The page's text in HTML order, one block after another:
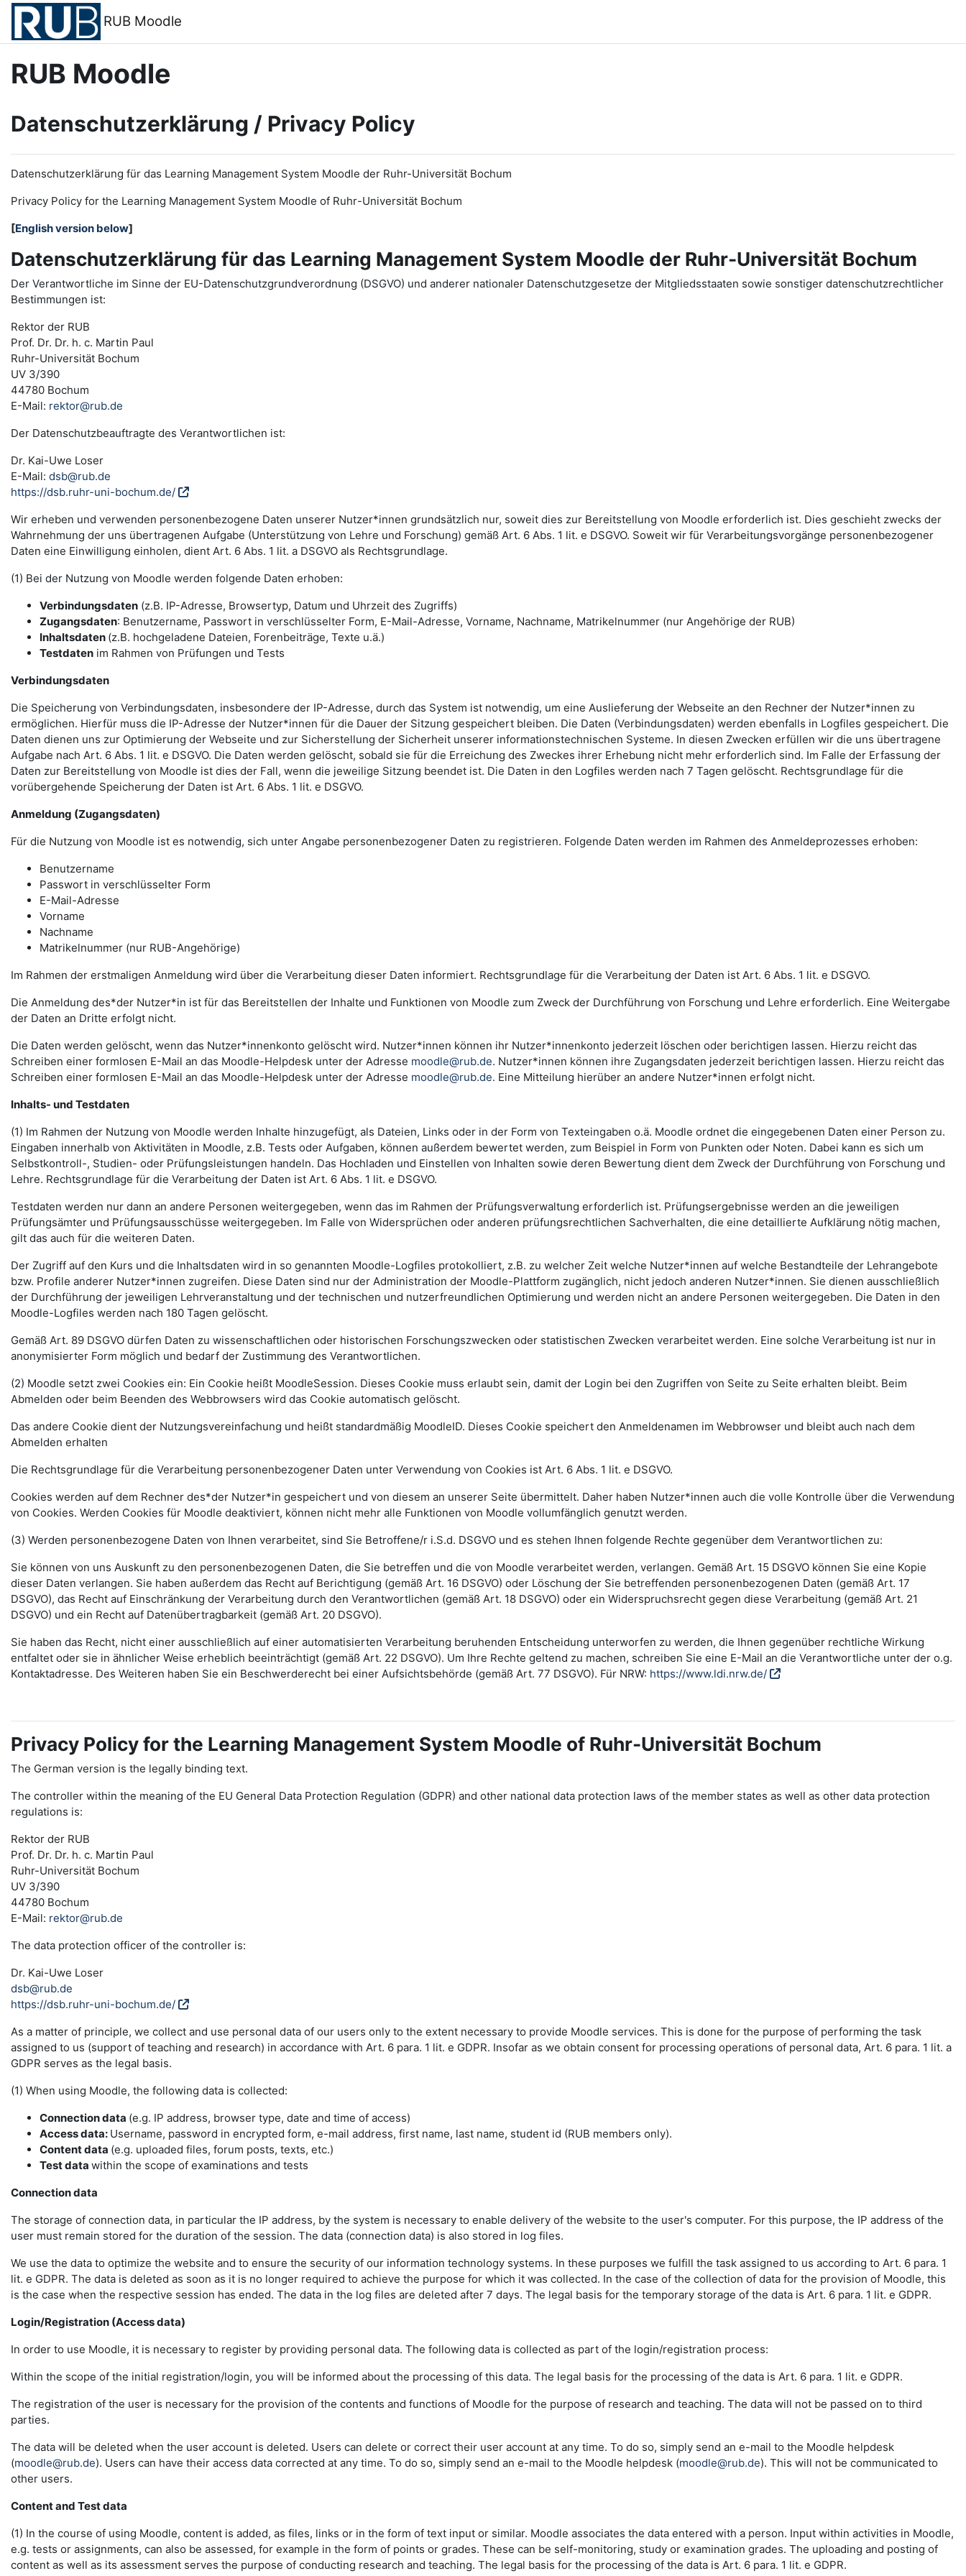
Zum Hauptinhalt
RUB Moodle
RUB Moodle
Datenschutzerklärung / Privacy Policy
Datenschutzerklärung für das Learning Management System Moodle der Ruhr-Universität Bochum
Privacy Policy for the Learning Management System Moodle of Ruhr-Universität Bochum
[English version below]
Datenschutzerklärung für das Learning Management System Moodle der Ruhr-Universität Bochum
Der Verantwortliche im Sinne der EU-Datenschutzgrundverordnung (DSGVO) und anderer nationaler Datenschutzgesetze der Mitgliedsstaaten sowie sonstiger datenschutzrechtlicher
Bestimmungen ist:
Rektor der RUB
Prof. Dr. Dr. h. c. Martin Paul
Ruhr-Universität Bochum
UV 3/390
44780 Bochum
E-Mail: rektor@rub.de
Der Datenschutzbeauftragte des Verantwortlichen ist:
Dr. Kai-Uwe Loser
E-Mail: dsb@rub.de
https://dsb.ruhr-uni-bochum.de/
Wir erheben und verwenden personenbezogene Daten unserer Nutzer*innen grundsätzlich nur, soweit dies zur Bereitstellung von Moodle erforderlich ist. Dies geschieht zwecks der
Wahrnehmung der uns übertragenen Aufgabe (Unterstützung von Lehre und Forschung) gemäß Art. 6 Abs. 1 lit. e DSGVO. Soweit wir für Verarbeitungsvorgänge personenbezogener
Daten eine Einwilligung einholen, dient Art. 6 Abs. 1 lit. a DSGVO als Rechtsgrundlage.
(1) Bei der Nutzung von Moodle werden folgende Daten erhoben:
Verbindungsdaten (z.B. IP-Adresse, Browsertyp, Datum und Uhrzeit des Zugriffs)
Zugangsdaten: Benutzername, Passwort in verschlüsselter Form, E-Mail-Adresse, Vorname, Nachname, Matrikelnummer (nur Angehörige der RUB)
Inhaltsdaten (z.B. hochgeladene Dateien, Forenbeiträge, Texte u.ä.)
Testdaten im Rahmen von Prüfungen und Tests
Verbindungsdaten
Die Speicherung von Verbindungsdaten, insbesondere der IP-Adresse, durch das System ist notwendig, um eine Auslieferung der Webseite an den Rechner der Nutzer*innen zu
ermöglichen. Hierfür muss die IP-Adresse der Nutzer*innen für die Dauer der Sitzung gespeichert bleiben. Die Daten (Verbindungsdaten) werden ebenfalls in Logfiles gespeichert. Die
Daten dienen uns zur Optimierung der Webseite und zur Sicherstellung der Sicherheit unserer informationstechnischen Systeme. In diesen Zwecken erfüllen wir die uns übertragene
Aufgabe nach Art. 6 Abs. 1 lit. e DSGVO. Die Daten werden gelöscht, sobald sie für die Erreichung des Zweckes ihrer Erhebung nicht mehr erforderlich sind. Im Falle der Erfassung der
Daten zur Bereitstellung von Moodle ist dies der Fall, wenn die jeweilige Sitzung beendet ist. Die Daten in den Logfiles werden nach 7 Tagen gelöscht. Rechtsgrundlage für die
vorübergehende Speicherung der Daten ist Art. 6 Abs. 1 lit. e DSGVO.
Anmeldung (Zugangsdaten)
Für die Nutzung von Moodle ist es notwendig, sich unter Angabe personenbezogener Daten zu registrieren. Folgende Daten werden im Rahmen des Anmeldeprozesses erhoben:
Benutzername
Passwort in verschlüsselter Form
E-Mail-Adresse
Vorname
Nachname
Matrikelnummer (nur RUB-Angehörige)
Im Rahmen der erstmaligen Anmeldung wird über die Verarbeitung dieser Daten informiert. Rechtsgrundlage für die Verarbeitung der Daten ist Art. 6 Abs. 1 lit. e DSGVO.
Die Anmeldung des*der Nutzer*in ist für das Bereitstellen der Inhalte und Funktionen von Moodle zum Zweck der Durchführung von Forschung und Lehre erforderlich. Eine Weitergabe
der Daten an Dritte erfolgt nicht.
Die Daten werden gelöscht, wenn das Nutzer*innenkonto gelöscht wird. Nutzer*innen können ihr Nutzer*innenkonto jederzeit löschen oder berichtigen lassen. Hierzu reicht das
Schreiben einer formlosen E-Mail an das Moodle-Helpdesk unter der Adresse moodle@rub.de. Nutzer*innen können ihre Zugangsdaten jederzeit berichtigen lassen. Hierzu reicht das
Schreiben einer formlosen E-Mail an das Moodle-Helpdesk unter der Adresse moodle@rub.de. Eine Mitteilung hierüber an andere Nutzer*innen erfolgt nicht.
Inhalts- und Testdaten
(1) Im Rahmen der Nutzung von Moodle werden Inhalte hinzugefügt, als Dateien, Links oder in der Form von Texteingaben o.ä. Moodle ordnet die eingegebenen Daten einer Person zu.
Eingaben innerhalb von Aktivitäten in Moodle, z.B. Tests oder Aufgaben, können außerdem bewertet werden, zum Beispiel in Form von Punkten oder Noten. Dabei kann es sich um
Selbstkontroll-, Studien- oder Prüfungsleistungen handeln. Das Hochladen und Einstellen von Inhalten sowie deren Bewertung dient dem Zweck der Durchführung von Forschung und
Lehre. Rechtsgrundlage für die Verarbeitung der Daten ist Art. 6 Abs. 1 lit. e DSGVO.
Testdaten werden nur dann an andere Personen weitergegeben, wenn das im Rahmen der Prüfungsverwaltung erforderlich ist. Prüfungsergebnisse werden an die jeweiligen
Prüfungsämter und Prüfungsausschüsse weitergegeben. Im Falle von Widersprüchen oder anderen prüfungsrechtlichen Sachverhalten, die eine detaillierte Aufklärung nötig machen,
gilt das auch für die weiteren Daten.
Der Zugriff auf den Kurs und die Inhaltsdaten wird in so genannten Moodle-Logfiles protokolliert, z.B. zu welcher Zeit welche Nutzer*innen auf welche Bestandteile der Lehrangebote
bzw. Profile anderer Nutzer*innen zugreifen. Diese Daten sind nur der Administration der Moodle-Plattform zugänglich, nicht jedoch anderen Nutzer*innen. Sie dienen ausschließlich
der Durchführung der jeweiligen Lehrveranstaltung und der technischen und nutzerfreundlichen Optimierung und werden nicht an andere Personen weitergegeben. Die Daten in den
Moodle-Logfiles werden nach 180 Tagen gelöscht.
Gemäß Art. 89 DSGVO dürfen Daten zu wissenschaftlichen oder historischen Forschungszwecken oder statistischen Zwecken verarbeitet werden. Eine solche Verarbeitung ist nur in
anonymisierter Form möglich und bedarf der Zustimmung des Verantwortlichen.
(2) Moodle setzt zwei Cookies ein: Ein Cookie heißt MoodleSession. Dieses Cookie muss erlaubt sein, damit der Login bei den Zugriffen von Seite zu Seite erhalten bleibt. Beim
Abmelden oder beim Beenden des Webbrowsers wird das Cookie automatisch gelöscht.
Das andere Cookie dient der Nutzungsvereinfachung und heißt standardmäßig MoodleID. Dieses Cookie speichert den Anmeldenamen im Webbrowser und bleibt auch nach dem
Abmelden erhalten
Die Rechtsgrundlage für die Verarbeitung personenbezogener Daten unter Verwendung von Cookies ist Art. 6 Abs. 1 lit. e DSGVO.
Cookies werden auf dem Rechner des*der Nutzer*in gespeichert und von diesem an unserer Seite übermittelt. Daher haben Nutzer*innen auch die volle Kontrolle über die Verwendung
von Cookies. Werden Cookies für Moodle deaktiviert, können nicht mehr alle Funktionen von Moodle vollumfänglich genutzt werden.
(3) Werden personenbezogene Daten von Ihnen verarbeitet, sind Sie Betroffene/r i.S.d. DSGVO und es stehen Ihnen folgende Rechte gegenüber dem Verantwortlichen zu:
Sie können von uns Auskunft zu den personenbezogenen Daten, die Sie betreffen und die von Moodle verarbeitet werden, verlangen. Gemäß Art. 15 DSGVO können Sie eine Kopie
dieser Daten verlangen. Sie haben außerdem das Recht auf Berichtigung (gemäß Art. 16 DSGVO) oder Löschung der Sie betreffenden personenbezogenen Daten (gemäß Art. 17
DSGVO), das Recht auf Einschränkung der Verarbeitung durch den Verantwortlichen (gemäß Art. 18 DSGVO) oder ein Widerspruchsrecht gegen diese Verarbeitung (gemäß Art. 21
DSGVO) und ein Recht auf Datenübertragbarkeit (gemäß Art. 20 DSGVO).
Sie haben das Recht, nicht einer ausschließlich auf einer automatisierten Verarbeitung beruhenden Entscheidung unterworfen zu werden, die Ihnen gegenüber rechtliche Wirkung
entfaltet oder sie in ähnlicher Weise erheblich beeinträchtigt (gemäß Art. 22 DSGVO). Um Ihre Rechte geltend zu machen, schreiben Sie eine E-Mail an die Verantwortliche unter der o.g.
Kontaktadresse. Des Weiteren haben Sie ein Beschwerderecht bei einer Aufsichtsbehörde (gemäß Art. 77 DSGVO). Für NRW: https://www.ldi.nrw.de/
Privacy Policy for the Learning Management System Moodle of Ruhr-Universität Bochum
The German version is the legally binding text.
The controller within the meaning of the EU General Data Protection Regulation (GDPR) and other national data protection laws of the member states as well as other data protection
regulations is:
Rektor der RUB
Prof. Dr. Dr. h. c. Martin Paul
Ruhr-Universität Bochum
UV 3/390
44780 Bochum
E-Mail: rektor@rub.de
The data protection officer of the controller is:
Dr. Kai-Uwe Loser
dsb@rub.de
https://dsb.ruhr-uni-bochum.de/
As a matter of principle, we collect and use personal data of our users only to the extent necessary to provide Moodle services. This is done for the purpose of performing the task
assigned to us (support of teaching and research) in accordance with Art. 6 para. 1 lit. e GDPR. Insofar as we obtain consent for processing operations of personal data, Art. 6 para. 1 lit. a
GDPR serves as the legal basis.
(1) When using Moodle, the following data is collected:
Connection data (e.g. IP address, browser type, date and time of access)
Access data: Username, password in encrypted form, e-mail address, first name, last name, student id (RUB members only).
Content data (e.g. uploaded files, forum posts, texts, etc.)
Test data within the scope of examinations and tests
Connection data
The storage of connection data, in particular the IP address, by the system is necessary to enable delivery of the website to the user's computer. For this purpose, the IP address of the
user must remain stored for the duration of the session. The data (connection data) is also stored in log files.
We use the data to optimize the website and to ensure the security of our information technology systems. In these purposes we fulfill the task assigned to us according to Art. 6 para. 1
lit. e GDPR. The data is deleted as soon as it is no longer required to achieve the purpose for which it was collected. In the case of the collection of data for the provision of Moodle, this
is the case when the respective session has ended. The data in the log files are deleted after 7 days. The legal basis for the temporary storage of the data is Art. 6 para. 1 lit. e GDPR.
Login/Registration (Access data)
In order to use Moodle, it is necessary to register by providing personal data. The following data is collected as part of the login/registration process:
Within the scope of the initial registration/login, you will be informed about the processing of this data. The legal basis for the processing of the data is Art. 6 para. 1 lit. e GDPR.
The registration of the user is necessary for the provision of the contents and functions of Moodle for the purpose of research and teaching. The data will not be passed on to third
parties.
The data will be deleted when the user account is deleted. Users can delete or correct their user account at any time. To do so, simply send an e-mail to the Moodle helpdesk
(moodle@rub.de). Users can have their access data corrected at any time. To do so, simply send an e-mail to the Moodle helpdesk (moodle@rub.de). This will not be communicated to
other users.
Content and Test data
(1) In the course of using Moodle, content is added, as files, links or in the form of text input or similar. Moodle associates the data entered with a person. Input within activities in Moodle,
e.g. tests or assignments, can also be assessed, for example in the form of points or grades. These can be self-monitoring, study or examination grades. The uploading and posting of
content as well as its assessment serves the purpose of conducting research and teaching. The legal basis for the processing of the data is Art. 6 para. 1 lit. e GDPR.